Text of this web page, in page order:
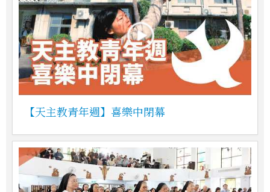
【天主教青年週】喜樂中閉幕